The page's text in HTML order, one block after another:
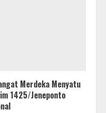
Merdeka Menyatu
1425/Jeneponto